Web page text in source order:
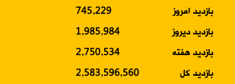
بازدید امروز
745,229
بازدید دیروز
1,985,984
بازدید هفته
2,750,534
بازدید کل
2,583,596,560